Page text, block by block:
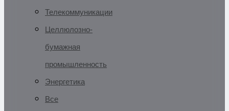
Телекоммуникации
Целлюлозно-
бумажная
промышленность
Энергетика
Все